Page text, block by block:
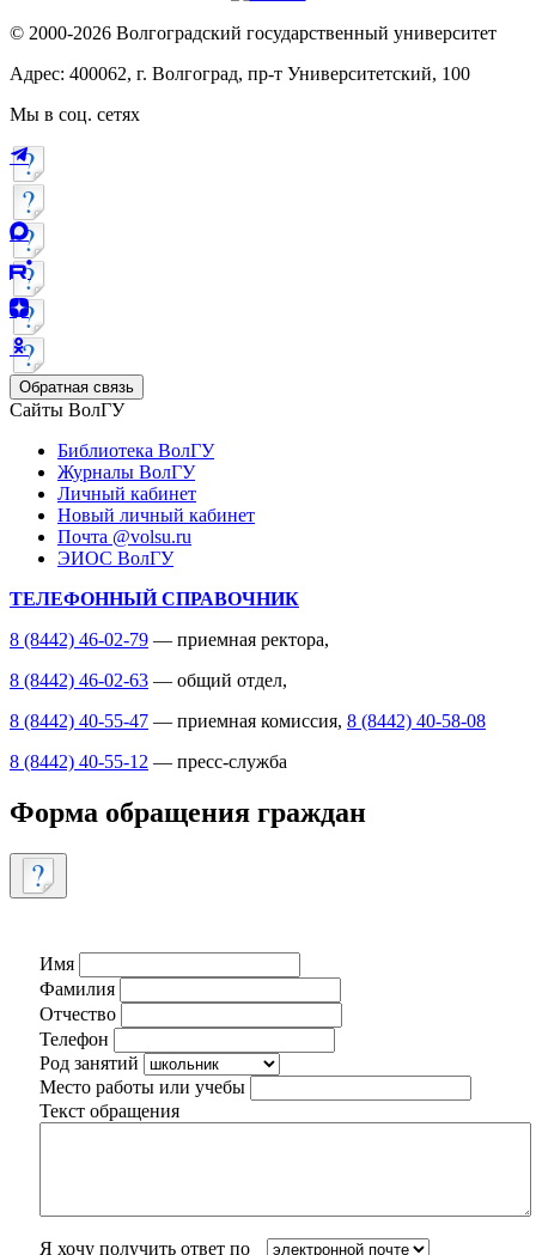
© 2000-2026 Волгоградский государственный университет
Адрес: 400062, г. Волгоград, пр-т Университетский, 100
Мы в соц. сетях
Обратная связь
Сайты ВолГУ
Библиотека ВолГУ
Журналы ВолГУ
Личный кабинет
Новый личный кабинет
Почта @volsu.ru
ЭИОС ВолГУ
ТЕЛЕФОННЫЙ СПРАВОЧНИК
8 (8442) 46-02-79 — приемная ректора,
8 (8442) 46-02-63 — общий отдел,
8 (8442) 40-55-47 — приемная комиссия, 8 (8442) 40-58-08
8 (8442) 40-55-12 — пресс-служба
Форма обращения граждан
Имя
Фамилия
Отчество
Телефон
Род занятий
Место работы или учебы
Текст обращения
Я хочу получить ответ по